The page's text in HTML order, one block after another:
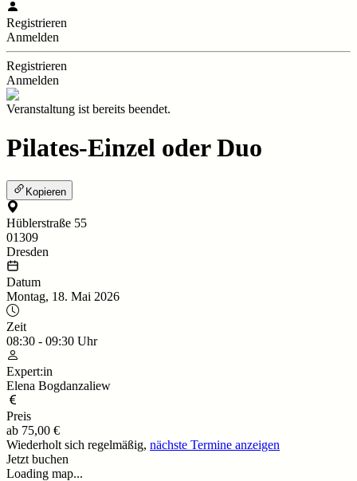
Registrieren
Anmelden
Registrieren
Anmelden
Veranstaltung ist bereits beendet.
Pilates-Einzel oder Duo
Kopieren
Hüblerstraße 55
01309
Dresden
Datum
Montag, 18. Mai 2026
Zeit
08:30 - 09:30 Uhr
Expert:in
Elena Bogdanzaliew
Preis
ab 75,00 €
Wiederholt sich regelmäßig, nächste Termine anzeigen
Jetzt buchen
Loading map...